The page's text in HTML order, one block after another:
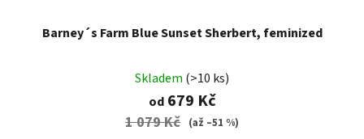
Barney´s Farm Blue Sunset Sherbert, feminized
Skladem (>10 ks)
od679 Kč
1 079 Kč (až –51 %)